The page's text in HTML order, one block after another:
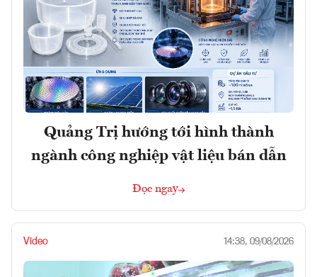
Quảng Trị hướng tới hình thành
ngành công nghiệp vật liệu bán dẫn
Đọc ngay
Video 14:38, 09/08/2026